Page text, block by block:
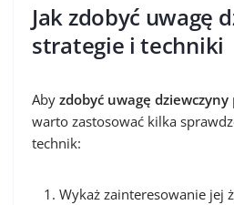
Jak zdobyć uwagę
strategie i techniki
Aby zdobyć uwagę dziewczyny
warto zastosować kilka
technik:
Wykaż zainteresowanie jej